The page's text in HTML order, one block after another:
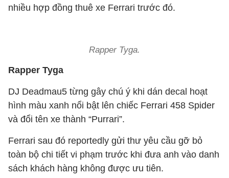
nhiều hợp đồng thuê xe Ferrari trước đó.
Rapper Tyga.
Rapper Tyga
DJ Deadmau5 từng gây chú ý khi dán decal hoạt
hình màu xanh nổi bật lên chiếc Ferrari 458 Spider
và đổi tên xe thành “Purrari”.
Ferrari sau đó reportedly gửi thư yêu cầu gỡ bỏ
toàn bộ chi tiết vi phạm trước khi đưa anh vào danh
sách khách hàng không được ưu tiên.